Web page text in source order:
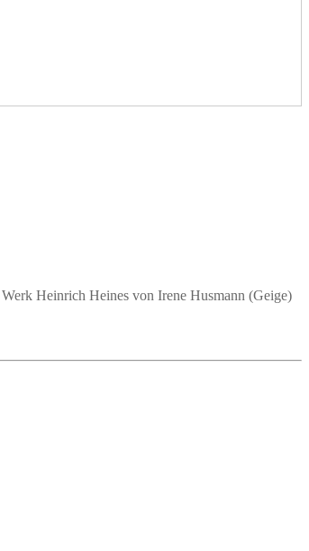
Heinrich Heines von Irene Husmann (Geige)